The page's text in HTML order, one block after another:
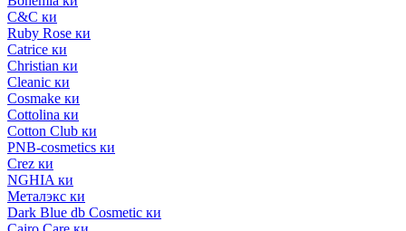
C&C ки
Ruby Rose ки
Catrice ки
Christian ки
Cleanic ки
Cosmake ки
Cottolina ки
Cotton Club ки
PNB-cosmetics ки
Crez ки
NGHIA ки
Металэкс ки
Dark Blue db Cosmetic ки